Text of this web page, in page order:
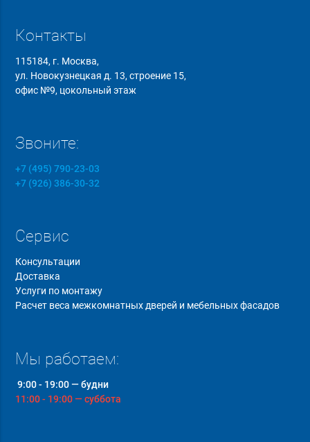
Контакты
115184, г. Москва,
ул. Новокузнецкая д. 13, строение 15,
офис №9, цокольный этаж
Звоните:
+7 (495) 790-23-03
+7 (926) 386-30-32
Сервис
Консультации
Доставка
Услуги по монтажу
Расчет веса межкомнатных дверей и мебельных фасадов
Мы работаем:
9:00 - 19:00 — будни
11:00 - 19:00 — суббота